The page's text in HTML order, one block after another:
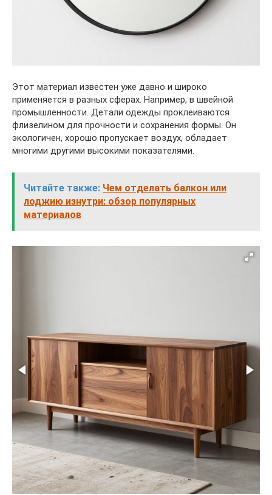
Этот материал известен уже давно и широко
применяется в разных сферах. Например, в швейной
промышленности. Детали одежды проклеиваются
флизелином для прочности и сохранения формы. Он
экологичен, хорошо пропускает воздух, обладает
многими другими высокими показателями.
Читайте также: Чем отделать балкон или
лоджию изнутри: обзор популярных
материалов